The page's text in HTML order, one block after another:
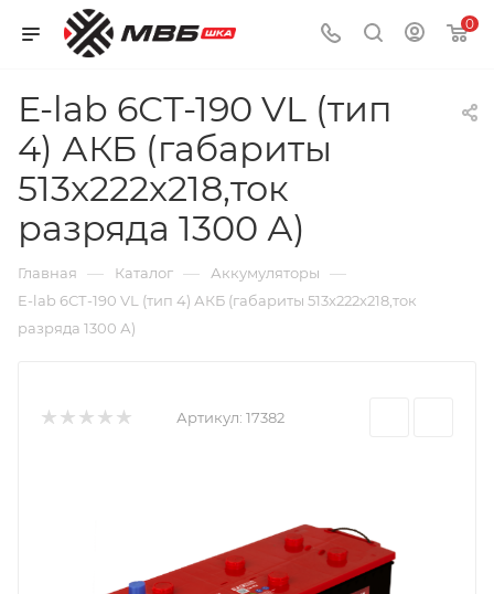
0
E-lab 6СТ-190 VL (тип
4) АКБ (габариты
513x222x218,ток
разряда 1300 А)
Главная — Каталог — Аккумуляторы —
E-lab 6СТ-190 VL (тип 4) АКБ (габариты 513x222x218,ток
разряда 1300 А)
Артикул: 17382